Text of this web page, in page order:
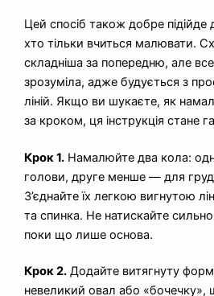
Цей спосіб також добре підійде
хто тільки вчиться малювати.
складніша за попередню, але
зрозуміла, адже будується з
ліній. Якщо ви шукаєте, як
за кроком, ця інструкція стане
Крок 1. Намалюйте два кола:
голови, друге менше — для
З’єднайте їх легкою вигнутою
та спинка. Не натискайте
поки що лише основа.
Крок 2. Додайте витягнуту
невеликий овал або «бочечку»,